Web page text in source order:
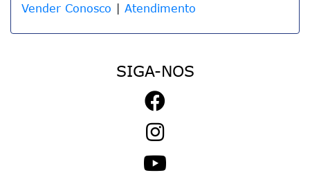
Vender Conosco
Atendimento
SIGA-NOS